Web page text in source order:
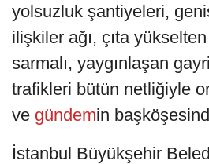
yolsuzluk şantiyeleri,
ilişkiler ağı, çıta
sarmalı, yaygınlaşan
trafikleri bütün netliğiyle
ve gündemin
İstanbul Büyükşehir